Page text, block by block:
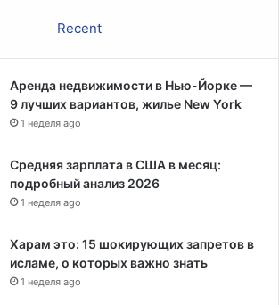
Recent
Аренда недвижимости в Нью-Йорке —
9 лучших вариантов, жилье New York
1 неделя ago
Средняя зарплата в США в месяц:
подробный анализ 2026
1 неделя ago
Харам это: 15 шокирующих запретов в
исламе, о которых важно знать
1 неделя ago